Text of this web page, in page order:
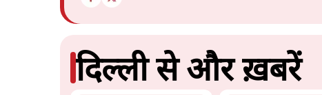
दिल्ली से और ख़बरें